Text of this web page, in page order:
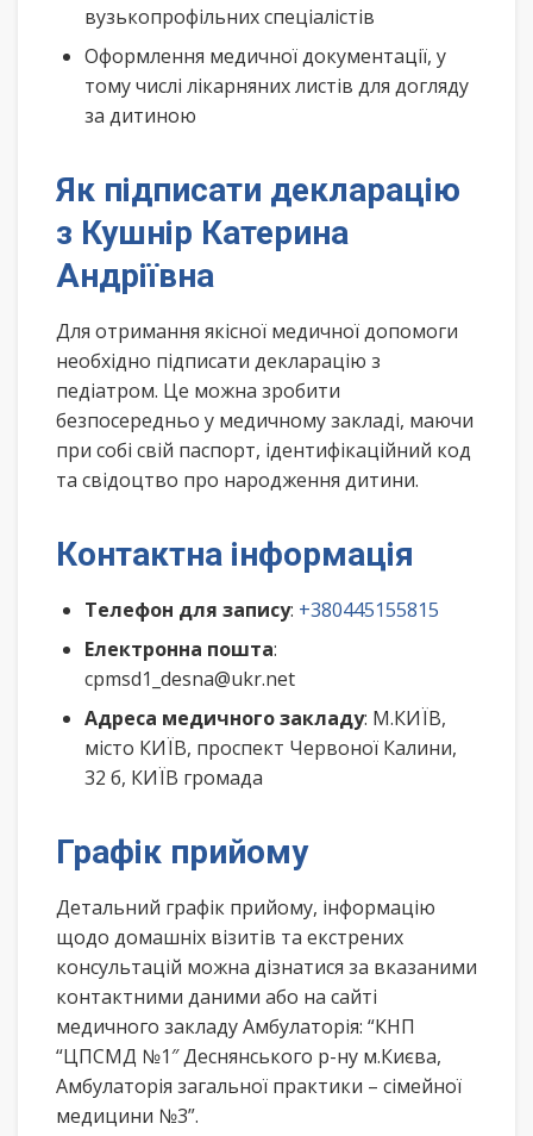
вузькопрофільних спеціалістів
Оформлення медичної документації, у
тому числі лікарняних листів для догляду
за дитиною
Як підписати декларацію
з Кушнір Катерина
Андріївна
Для отримання якісної медичної допомоги
необхідно підписати декларацію з
педіатром. Це можна зробити
безпосередньо у медичному закладі, маючи
при собі свій паспорт, ідентифікаційний код
та свідоцтво про народження дитини.
Контактна інформація
Телефон для запису: +380445155815
Електронна пошта:
cpmsd1_desna@ukr.net
Адреса медичного закладу: М.КИЇВ,
місто КИЇВ, проспект Червоної Калини,
32 б, КИЇВ громада
Графік прийому
Детальний графік прийому, інформацію
щодо домашніх візитів та екстрених
консультацій можна дізнатися за вказаними
контактними даними або на сайті
медичного закладу Амбулаторія: “КНП
“ЦПСМД №1″ Деснянського р-ну м.Києва,
Амбулаторія загальної практики – сімейної
медицини №3”.